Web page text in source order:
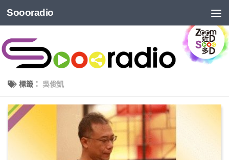
Soooradio
標籤： 吳俊凱